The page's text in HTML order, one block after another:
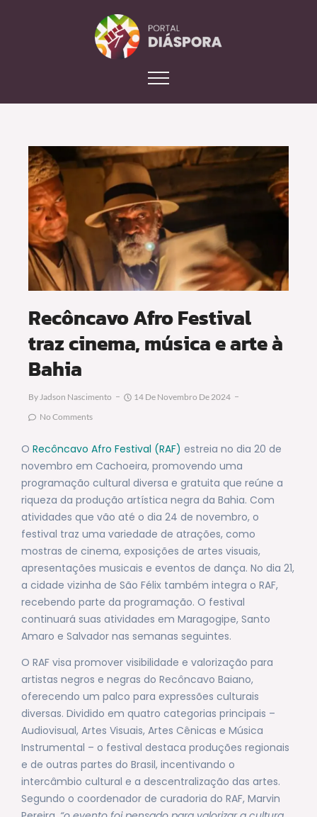
Recôncavo Afro Festival
traz cinema, música e arte à
Bahia
By Jadson Nascimento
14 De Novembro De 2024
No Comments
O Recôncavo Afro Festival (RAF) estreia no dia 20 de
novembro em Cachoeira, promovendo uma
programação cultural diversa e gratuita que reúne a
riqueza da produção artística negra da Bahia. Com
atividades que vão até o dia 24 de novembro, o
festival traz uma variedade de atrações, como
mostras de cinema, exposições de artes visuais,
apresentações musicais e eventos de dança. No dia 21,
a cidade vizinha de São Félix também integra o RAF,
recebendo parte da programação. O festival
continuará suas atividades em Maragogipe, Santo
Amaro e Salvador nas semanas seguintes.
O RAF visa promover visibilidade e valorização para
artistas negros e negras do Recôncavo Baiano,
oferecendo um palco para expressões culturais
diversas. Dividido em quatro categorias principais –
Audiovisual, Artes Visuais, Artes Cênicas e Música
Instrumental – o festival destaca produções regionais
e de outras partes do Brasil, incentivando o
intercâmbio cultural e a descentralização das artes.
Segundo o coordenador de curadoria do RAF, Marvin